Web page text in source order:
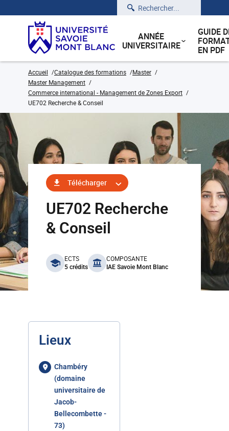
Rechercher
ANNÉE
UNIVERSITAIRE
GUIDE
EN PDF
Accueil Catalogue des formations
Master
Master Management
Commerce international - Management de Zones Export
UE702 Recherche & Conseil
Télécharger
UE702 Recherche
& Conseil
benefits
ECTS
5 crédits
COMPOSANTE
IAE Savoie Mont Blanc
Lieux
Chambéry
(domaine
universitaire de
Jacob-
Bellecombette -
73)